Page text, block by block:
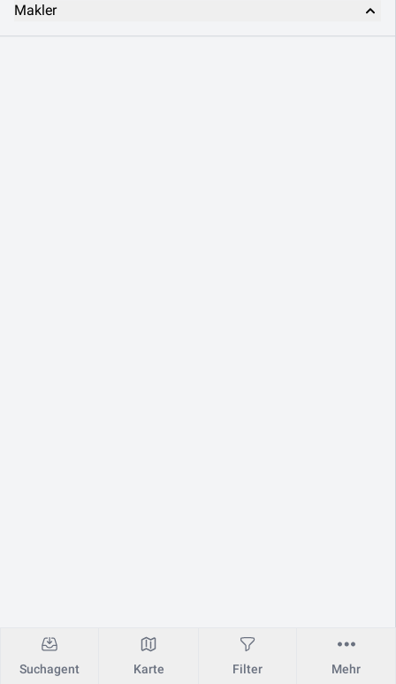
Makler
Suchagent Karte Filter Mehr